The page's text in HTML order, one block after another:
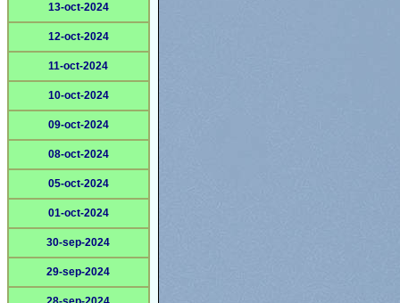
13-oct-2024
12-oct-2024
11-oct-2024
10-oct-2024
09-oct-2024
08-oct-2024
05-oct-2024
01-oct-2024
30-sep-2024
29-sep-2024